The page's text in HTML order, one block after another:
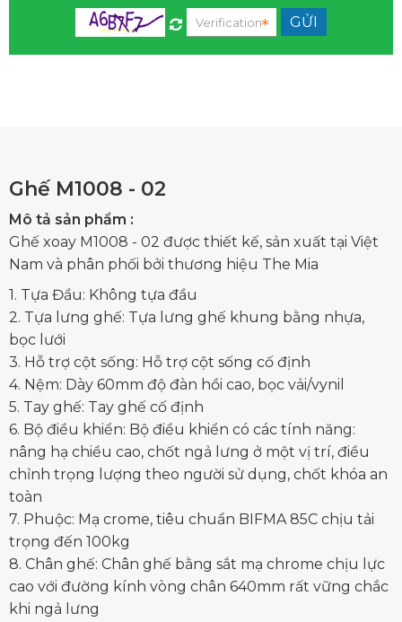
Ghế M1008 - 02
Mô tả sản phẩm :
Ghế xoay M1008 - 02 được thiết kế, sản xuất tại Việt
Nam và phân phối bởi thương hiệu The Mia
1. Tựa Đầu: Không tựa đầu
2. Tựa lưng ghế: Tựa lưng ghế khung bằng nhựa,
bọc lưới
3. Hỗ trợ cột sống: Hỗ trợ cột sống cố định
4. Nệm: Dày 60mm độ đàn hồi cao, bọc vải/vynil
5. Tay ghế: Tay ghế cố định
6. Bộ điều khiển: Bộ điều khiển có các tính năng:
nâng hạ chiều cao, chốt ngả lưng ở một vị trí, điều
chỉnh trọng lượng theo người sử dụng, chốt khóa an
toàn
7. Phuộc: Mạ crome, tiêu chuẩn BIFMA 85C chịu tải
trọng đến 100kg
8. Chân ghế: Chân ghế bằng sắt mạ chrome chịu lực
cao với đường kính vòng chân 640mm rất vững chắc
khi ngả lưng